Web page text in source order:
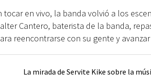
tocar en vivo, la banda volvió a los
Cantero, baterista de la banda,
reencontrarse con su gente y